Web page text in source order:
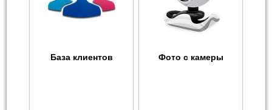
База клиентов Фото с камеры